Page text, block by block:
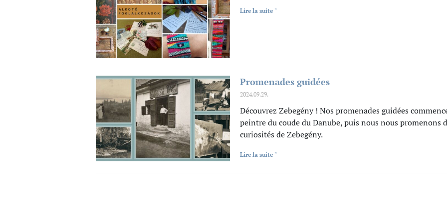
Lire la suite "
Promenades guidées
2024.09.29.
Découvrez Zebegény ! Nos promenades guidées
peintre du coude du Danube, puis nous nous promenons
curiosités de Zebegény.
Lire la suite "